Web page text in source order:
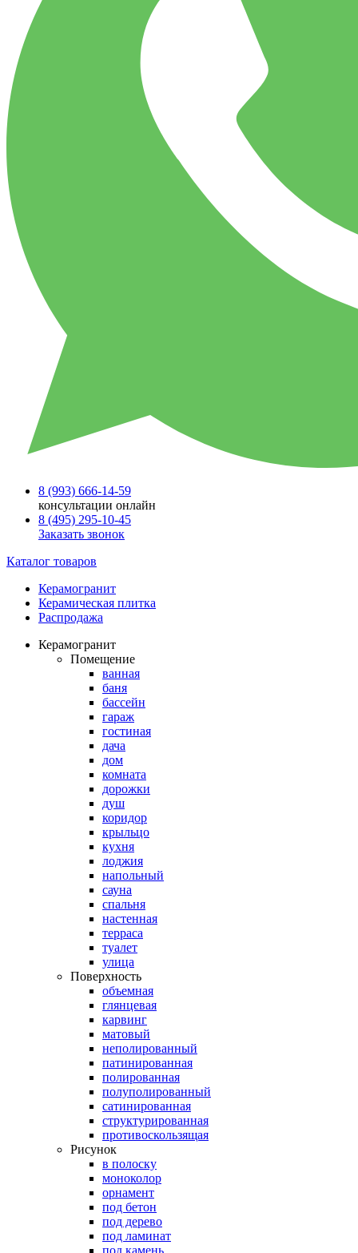
8 (993) 666-14-59
консультации онлайн
8 (495) 295-10-45
Заказать звонок
Каталог товаров
Керамогранит
Керамическая плитка
Распродажа
Керамогранит
Помещение
ванная
баня
бассейн
гараж
гостиная
дача
дом
комната
дорожки
душ
коридор
крыльцо
кухня
лоджия
напольный
сауна
спальня
настенная
терраса
туалет
улица
Поверхность
объемная
глянцевая
карвинг
матовый
неполированный
патинированная
полированная
полуполированный
сатинированная
структурированная
противоскользящая
Рисунок
в полоску
моноколор
орнамент
под бетон
под дерево
под ламинат
под камень